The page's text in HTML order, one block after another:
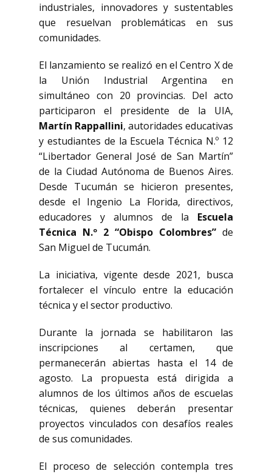
industriales, innovadores y sustentables
que resuelvan problemáticas en sus
comunidades.
El lanzamiento se realizó en el Centro X de
la Unión Industrial Argentina en
simultáneo con 20 provincias. Del acto
participaron el presidente de la UIA,
Martín Rappallini, autoridades educativas
y estudiantes de la Escuela Técnica N.º 12
“Libertador General José de San Martín”
de la Ciudad Autónoma de Buenos Aires.
Desde Tucumán se hicieron presentes,
desde el Ingenio La Florida, directivos,
educadores y alumnos de la Escuela
Técnica N.º 2 “Obispo Colombres” de
San Miguel de Tucumán.
La iniciativa, vigente desde 2021, busca
fortalecer el vínculo entre la educación
técnica y el sector productivo.
Durante la jornada se habilitaron las
inscripciones al certamen, que
permanecerán abiertas hasta el 14 de
agosto. La propuesta está dirigida a
alumnos de los últimos años de escuelas
técnicas, quienes deberán presentar
proyectos vinculados con desafíos reales
de sus comunidades.
El proceso de selección contempla tres